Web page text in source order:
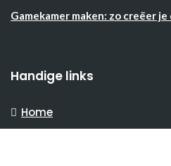
Gamekamer maken: zo creëer
Handige links
Home